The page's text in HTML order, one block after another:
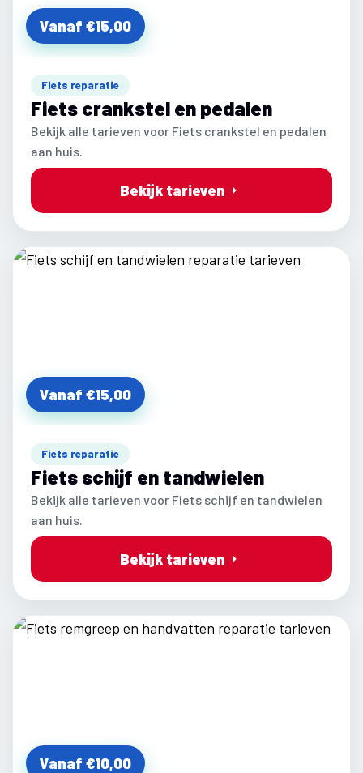
Vanaf €15,00
Fiets reparatie
Fiets crankstel en pedalen
Bekijk alle tarieven voor Fiets crankstel en pedalen
aan huis.
Bekijk tarieven
Vanaf €15,00
Fiets reparatie
Fiets schijf en tandwielen
Bekijk alle tarieven voor Fiets schijf en tandwielen
aan huis.
Bekijk tarieven
Vanaf €10,00